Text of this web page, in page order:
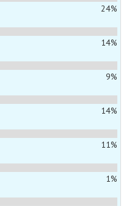
24%
14%
9%
14%
11%
1%